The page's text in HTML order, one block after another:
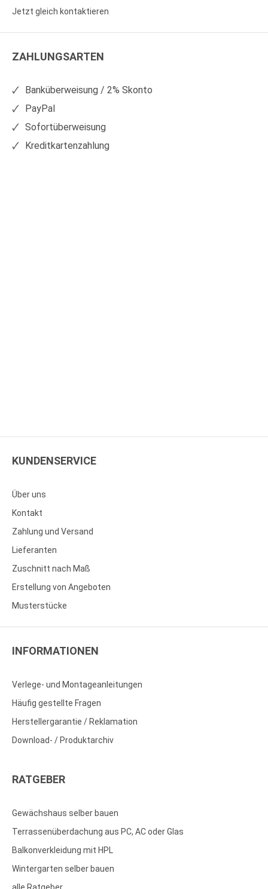
Sie
auf
Sie
auf
Jetzt gleich kontaktieren
ZAHLUNGSARTEN
Banküberweisung / 2% Skonto
PayPal
Sofortüberweisung
Kreditkartenzahlung
KUNDENSERVICE
Über uns
Kontakt
Zahlung und Versand
Lieferanten
Zuschnitt nach Maß
Erstellung von Angeboten
Musterstücke
INFORMATIONEN
Verlege- und Montageanleitungen
Häufig gestellte Fragen
Herstellergarantie / Reklamation
Download- / Produktarchiv
RATGEBER
Gewächshaus selber bauen
Terrassenüberdachung aus PC, AC oder Glas
Balkonverkleidung mit HPL
Wintergarten selber bauen